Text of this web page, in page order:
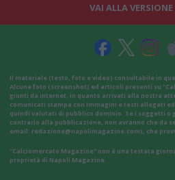
VAI ALLA
Il materiale (testo, foto e video) consultabile in
Alcune foto (screenshot) ed articoli presenti su
giunti da internet, in quanto arrivati alla nostra
comunicati stampa con immagini e testi allegati
quindi valutati di pubblico dominio. Se i soggetti o
contrario alla pubblicazione, non avranno che da
email: redazione@napolimagazine.com), che
"Calciomercato Magazine" non è una testata
proprietà di Napoli Magazine.